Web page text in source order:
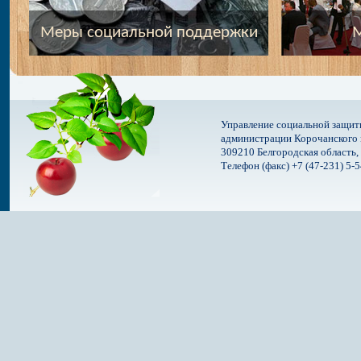
Меры социальной поддержки
Управление социальной
администрации
309210 Белгородская
Телефон (факс) +7 (47-231) 5-